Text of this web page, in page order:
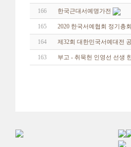
166 한국근대서예명가전
165 2020 한국서예협회 정기총
164 제32회 대한민국서예대전
163 부고 - 취묵헌 인영선 선생